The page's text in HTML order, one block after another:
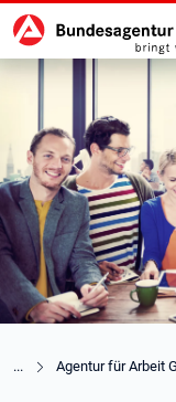
zu den Hauptinhalten
Agentur für Arbeit